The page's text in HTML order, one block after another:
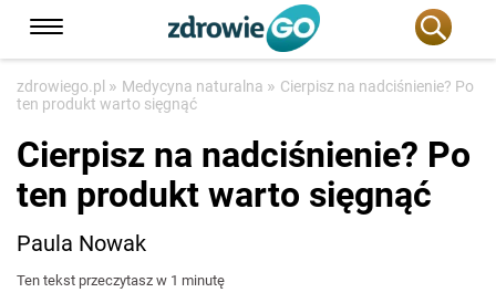
zdrowiego.pl » Medycyna naturalna » Cierpisz na nadciśnienie? Po
ten produkt warto sięgnąć
Cierpisz na nadciśnienie? Po
ten produkt warto sięgnąć
Paula Nowak
Ten tekst przeczytasz w 1 minutę